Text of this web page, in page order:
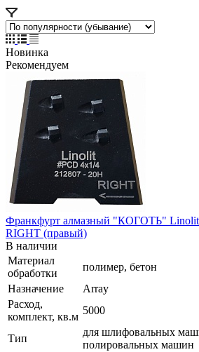
Новинка
Рекомендуем
Франкфурт алмазный "КОГОТЬ"
RIGHT (правый)
В наличии
Материал
обработки
полимер, бетон
Назначение
Array
Расход,
комплект, кв.м
5000
Тип
для шлифовальных
полировальных машин